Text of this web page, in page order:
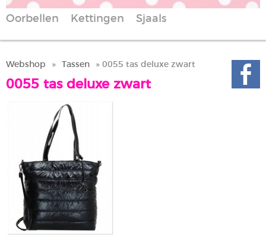
Oorbellen Kettingen Sjaals
Webshop » Tassen » 0055 tas deluxe zwart
0055 tas deluxe zwart